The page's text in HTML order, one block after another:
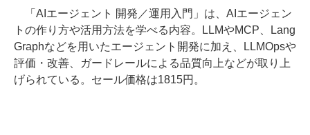
「AIエージェント 開発／運用入門」は、AIエージェン
トの作り方や活用方法を学べる内容。LLMやMCP、Lang
Graphなどを用いたエージェント開発に加え、LLMOpsや
評価・改善、ガードレールによる品質向上などが取り上
げられている。セール価格は1815円。